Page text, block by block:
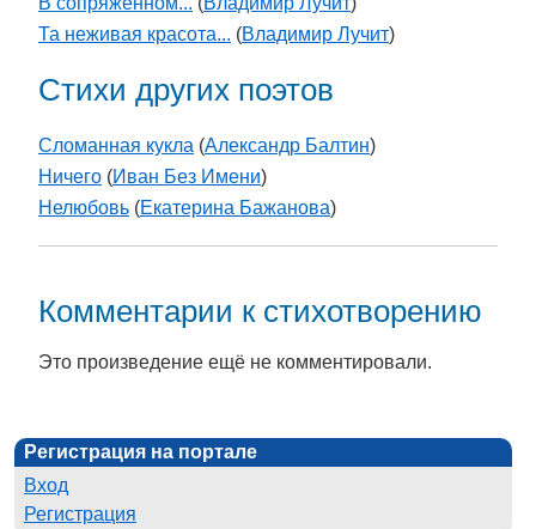
Та неживая красота... (Владимир Лучит)
Стихи других поэтов
Сломанная кукла (Александр Балтин)
Ничего (Иван Без Имени)
Нелюбовь (Екатерина Бажанова)
Комментарии к стихотворению
Это произведение ещё не комментировали.
Регистрация на портале
Вход
Регистрация